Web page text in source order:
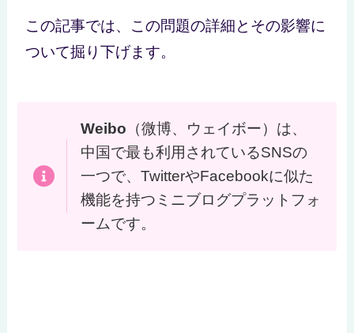
この記事では、この問題の詳細とその影響に
ついて掘り下げます。
Weibo （微博、ウェイボー）は、
中国で最も利用されているSNSの
一つで、TwitterやFacebookに似た
機能を持つミニブログプラットフォ
ームです。